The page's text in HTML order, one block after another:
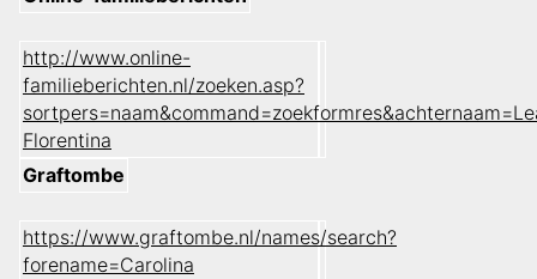
http://www.online-
familieberichten.nl/zoeken.asp?
Florentina
Graftombe
https://www.graftombe.nl/names/search?
forename=Carolina